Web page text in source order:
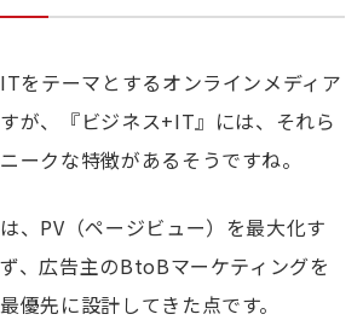
をテーマとするオンラインメディア
が、『ビジネス+IT』には、それら
ークな特徴があるそうですね。
、PV（ページビュー）を最大化す
、広告主のBtoBマーケティングを
優先に設計してきた点です。